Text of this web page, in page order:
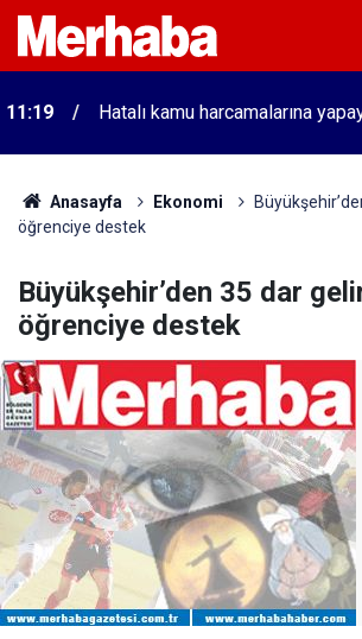
11:19 Hatalı kamu harcamalarına
Anasayfa Ekonomi
öğrenciye destek
Büyükşehir’den 35 dar
öğrenciye destek